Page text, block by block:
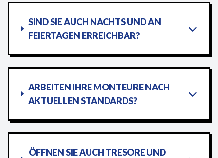
SIND SIE AUCH NACHTS UND AN
FEIERTAGEN ERREICHBAR?
ARBEITEN IHRE MONTEURE NACH
AKTUELLEN STANDARDS?
ÖFFNEN SIE AUCH TRESORE UND